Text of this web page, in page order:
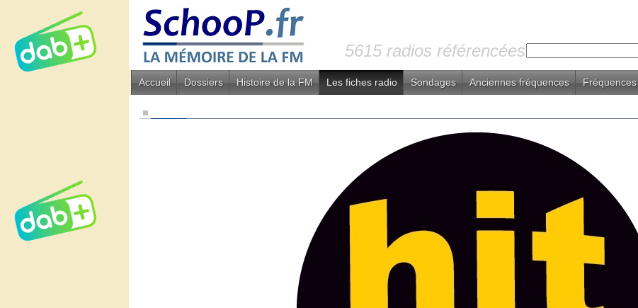
5615 radios référencées
Accueil Dossiers Histoire de la FM Les fiches radio Sondages Anciennes fréquences